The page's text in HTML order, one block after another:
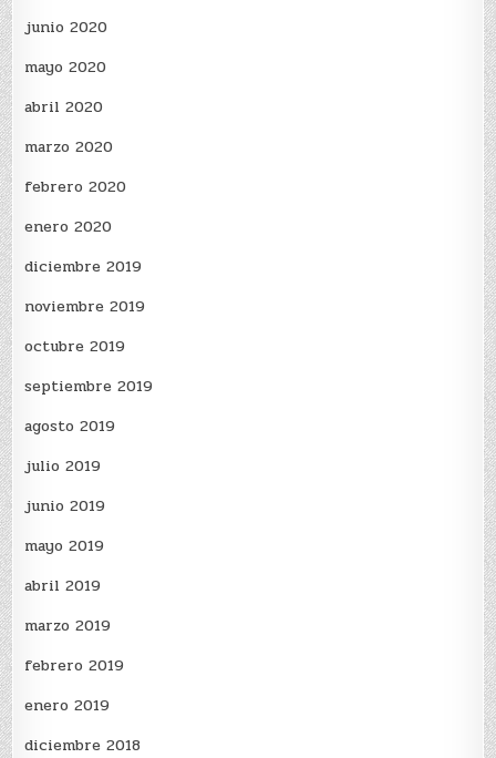
junio 2020
mayo 2020
abril 2020
marzo 2020
febrero 2020
enero 2020
diciembre 2019
noviembre 2019
octubre 2019
septiembre 2019
agosto 2019
julio 2019
junio 2019
mayo 2019
abril 2019
marzo 2019
febrero 2019
enero 2019
diciembre 2018